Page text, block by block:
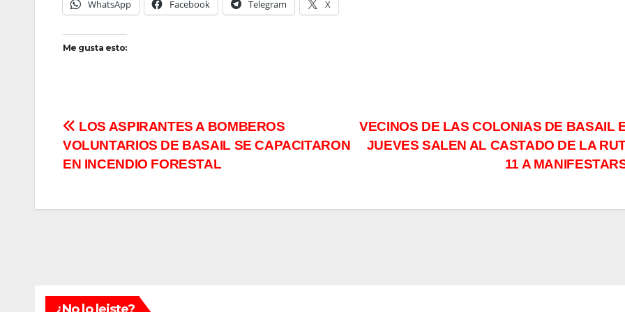
WhatsApp Facebook Telegram X
Me gusta esto:
Navegación
de
VECINOS DE LAS COLONIAS DE BASAIL
JUEVES SALEN AL CASTADO DE LA
11 A
LOS ASPIRANTES A BOMBEROS
VOLUNTARIOS DE BASAIL SE CAPACITARON
EN INCENDIO FORESTAL